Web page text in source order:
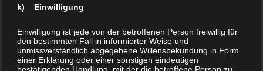
Es geht natürlich auch ein paar Nummern kleiner. Mit einer
nur Ihre Liebsten überraschen und zu einem besonderen
Anlass eine kleine Freude bereiten.
k) Einwilligung
Einwilligung ist jede von der betroffenen Person freiwillig für
den bestimmten Fall in informierter Weise und
unmissverständlich abgegebene Willensbekundung in Form
einer Erklärung oder einer sonstigen eindeutigen